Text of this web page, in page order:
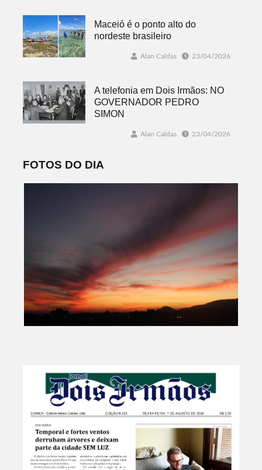
Maceió é o ponto alto do
nordeste brasileiro
Alan Caldas 23/04/2026
A telefonia em Dois Irmãos: NO
GOVERNADOR PEDRO
SIMON
Alan Caldas 23/04/2026
FOTOS DO DIA